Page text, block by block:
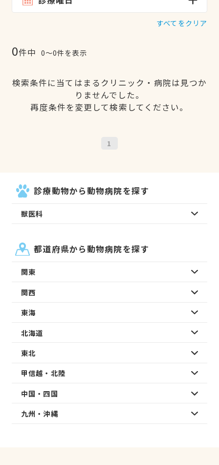
すべてをクリア
0件中 0〜0件を表示
検索条件に当てはまるクリニック・病院は見つか
りませんでした。
再度条件を変更して検索してください。
1
診療動物から動物病院を探す
獣医科
都道府県から動物病院を探す
関東
関西
東海
北海道
東北
甲信越・北陸
中国・四国
九州・沖縄